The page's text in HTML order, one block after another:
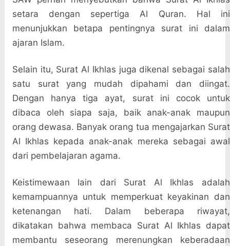
setara dengan sepertiga Al Quran. Hal ini
menunjukkan betapa pentingnya surat ini dalam
ajaran Islam.
Selain itu, Surat Al Ikhlas juga dikenal sebagai salah
satu surat yang mudah dipahami dan diingat.
Dengan hanya tiga ayat, surat ini cocok untuk
dibaca oleh siapa saja, baik anak-anak maupun
orang dewasa. Banyak orang tua mengajarkan Surat
Al Ikhlas kepada anak-anak mereka sebagai awal
dari pembelajaran agama.
Keistimewaan lain dari Surat Al Ikhlas adalah
kemampuannya untuk memperkuat keyakinan dan
ketenangan hati. Dalam beberapa riwayat,
dikatakan bahwa membaca Surat Al Ikhlas dapat
membantu seseorang merenungkan keberadaan